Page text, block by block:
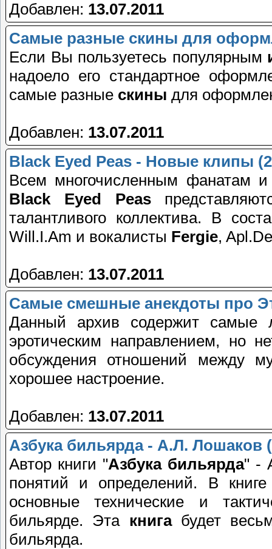
Добавлен: 13.07.2011
Самые разные скины для
Если Вы пользуетесь популярным
надоело его стандартное
самые разные скины для
Добавлен: 13.07.2011
Black Eyed Peas - Новые клипы
Всем многочисленным фанатам и
Black Eyed Peas
талантливого коллектива. В
Will.I.Am и вокалисты Fergie,
Добавлен: 13.07.2011
Самые смешные анекдоты про
Данный архив содержит
эротическим направлением, но
обсуждения отношений между
хорошее настроение.
Добавлен: 13.07.2011
Азбука бильярда - А.Л. Лошаков
Автор книги "Азбука бильярда" -
понятий и определений. В
основные технические и
бильярде. Эта книгабудет
бильярда.